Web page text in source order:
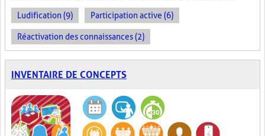
Ludification (9) Participation active (6)
Réactivation des connaissances (2)
INVENTAIRE DE CONCEPTS